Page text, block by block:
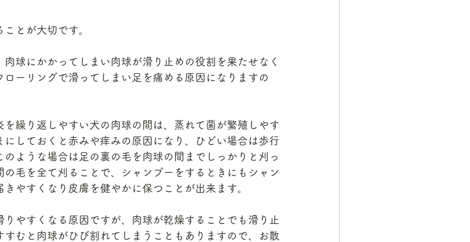
とが大切です。
球にかかってしまい肉球が滑り止めの役割を果たせなく
ーリングで滑ってしまい足を痛める原因になりますの
を繰り返しやすい犬の肉球の間は、蒸れて菌が繁殖しやす
しておくと赤みや痒みの原因になり、ひどい場合は歩行
ような場合は足の裏の毛を肉球の間までしっかりと刈っ
毛を全て刈ることで、シャンプーをするときにもシャン
やすくなり皮膚を健やかに保つことが出来ます。
やすくなる原因ですが、肉球が乾燥することでも滑り止
すむと肉球がひび割れてしまうこともありますので、お散